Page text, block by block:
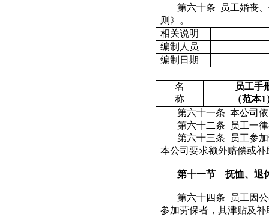
第六十条
员工婚丧
则》。
相关说明
编制人员
编制日期
名
称
员工手
（范本1
第六十一条 本公司
第六十二条
员工一
第六十三条
员工参
本公司要求额外赔偿或补
第十一节 抚恤、退
第六十四条
员工因
参加劳保者，其津贴及